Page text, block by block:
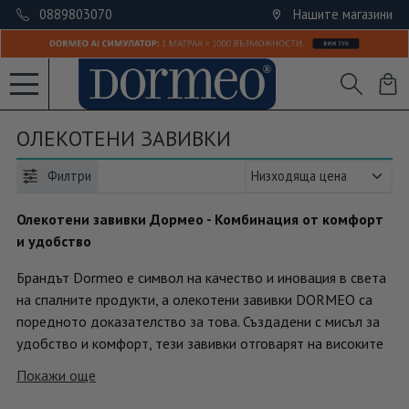
0889803070 Нашите магазини
ОЛЕКОТЕНИ ЗАВИВКИ
Филтри
Олекотени завивки Дормео - Комбинация от комфорт
и удобство
Брандът Dormeo е символ на качество и иновация в света
на спалните продукти, а олекотени завивки DORMEO са
поредното доказателство за това. Създадени с мисъл за
удобство и комфорт, тези завивки отговарят на високите
отлична терморегулация, мекота и лекота на усещане.
Покажи още